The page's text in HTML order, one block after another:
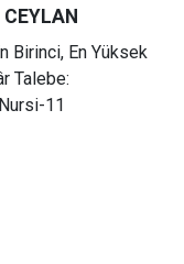
CEYLAN
Birinci, En Yüksek
Talebe:
11